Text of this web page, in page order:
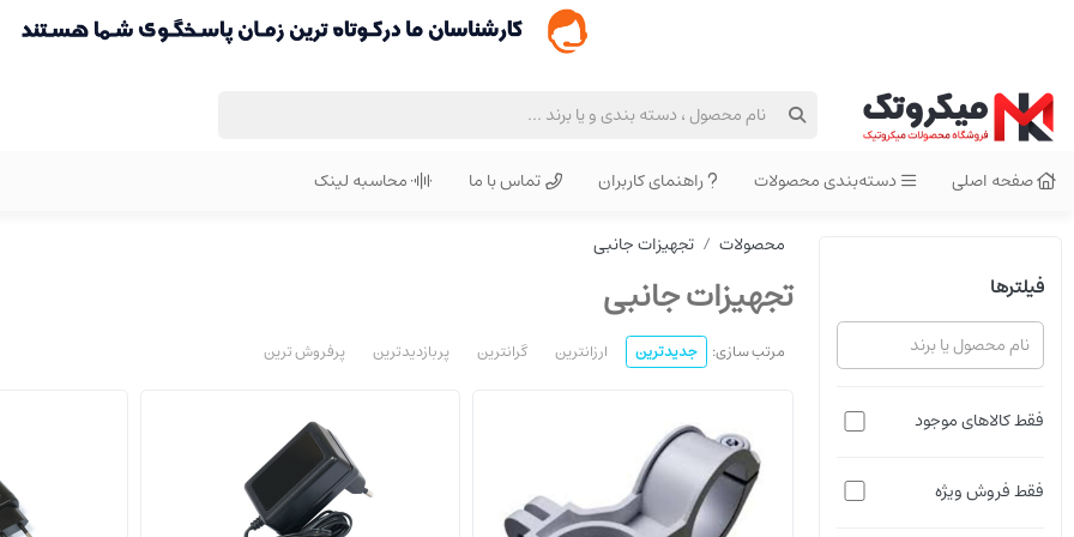
صفحه اصلی
دسته‌بندی محصولات راهنمای کاربران تماس با ما محاسبه لینک
فیلترها
فقط کالاهای موجود
فقط فروش ویژه
محصولات تجهیزات جانبی
تجهیزات جانبی
مرتب سازی: جدیدترین ارزانترین گرانترین پربازدیدترین پرفروش ترین